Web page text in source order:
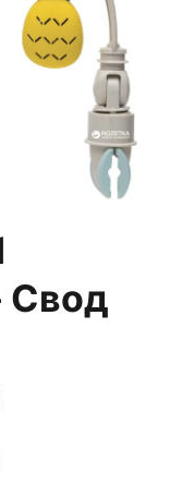
Свод